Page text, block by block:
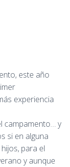
este año
experiencia
campamento… y
si en alguna
para el
y aunque